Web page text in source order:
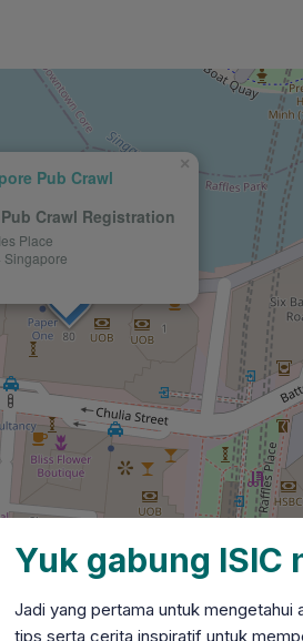
Yuk gabung ISIC
Jadi yang pertama untuk mengetahui
tips serta cerita inspiratif untuk